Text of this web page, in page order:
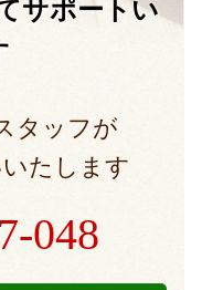
サポートい
タッフが
たします
048